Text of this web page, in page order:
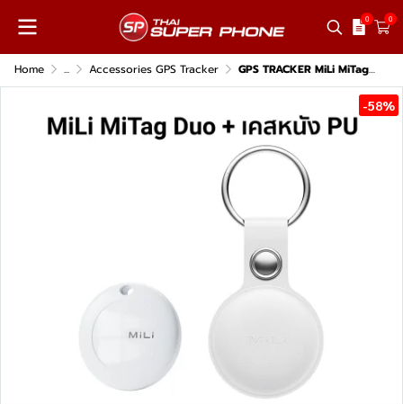
0 0
Home ... Accessories GPS Tracker GPS TRACKER MiLi MiTag Duo พร้อมเคสหนัง PU
-58%